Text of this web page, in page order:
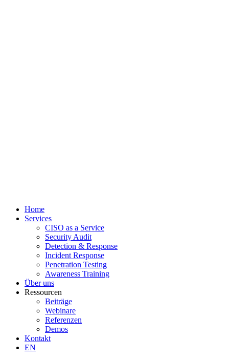
Home
Services
CISO as a Service
Security Audit
Detection & Response
Incident Response
Penetration Testing
Awareness Training
Über uns
Ressourcen
Beiträge
Webinare
Referenzen
Demos
Kontakt
EN